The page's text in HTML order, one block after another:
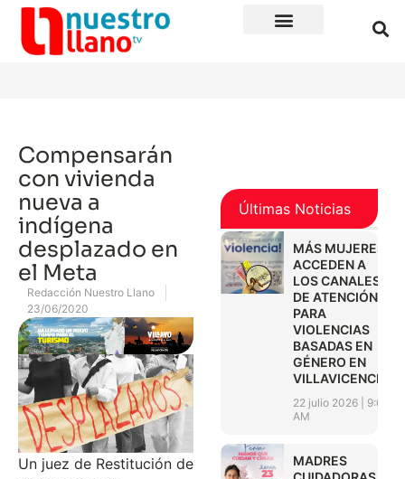
Compensarán
con vivienda
nueva a
indígena
desplazado en
el Meta
Redacción Nuestro Llano
23/06/2020
Un juez de Restitución de
Últimas Noticias
MÁS MUJERES
ACCEDEN A
LOS CANALES
DE ATENCIÓN
PARA
VIOLENCIAS
BASADAS EN
GÉNERO EN
VILLAVICENCIO
22 julio 2026
9:01
AM
MADRES